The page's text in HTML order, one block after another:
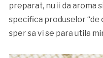
preparat, nu ii da aroma
specifica produselor “de
sper sa vi se para utila